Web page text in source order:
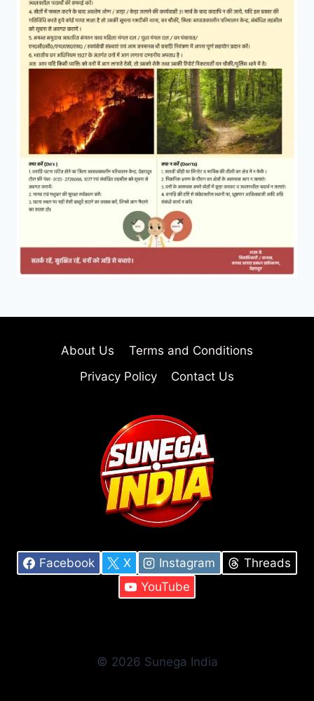
About Us
Terms and Conditions
Privacy Policy
Contact Us
Facebook X Instagram
Threads
YouTube
© 2026 Sunega India